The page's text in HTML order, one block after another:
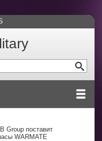
Group поставит
WARMATE